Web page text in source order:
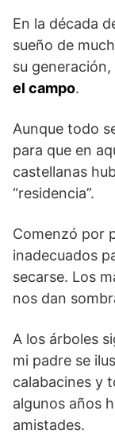
En la década
sueño de
su
el campo.
Aunque todo
para que en
castellanas
“residencia”.
Comenzó por
inadecuados
secarse. Los
nos dan
A los árboles
mi padre se
calabacines y
algunos años
amistades.